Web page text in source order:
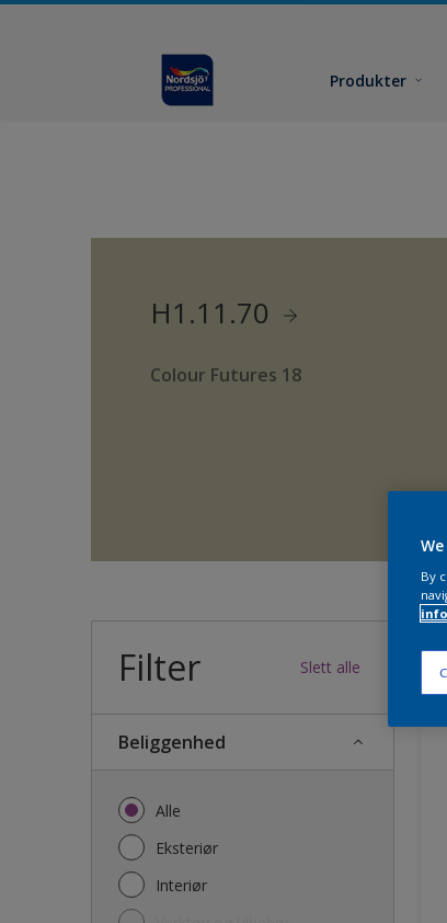
Produkter
H1.11.70
Colour Futures 18
Filter Slett alle
Beliggenhed
Alle
Eksteriør
Interiør
36
By